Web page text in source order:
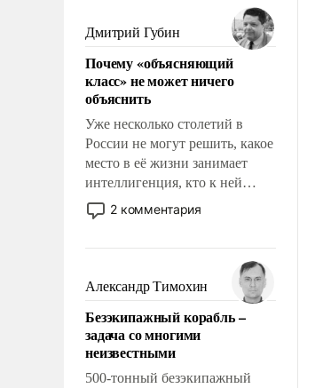
Дмитрий Губин
Почему «объясняющий
класс» не может ничего
объяснить
Уже несколько столетий в
России не могут решить, какое
место в её жизни занимает
интеллигенция, кто к ней
принадлежит, а кого из неё
исключили с правом
чем она отличается от просто
образованных людей. Иногда
казалось, что эти вопросы
решены раз и навсегда, но –
нет, не решены.
2 комментария
Александр Тимохин
Безэкипажный корабль –
задача со многими
неизвестными
500-тонный безэкипажный